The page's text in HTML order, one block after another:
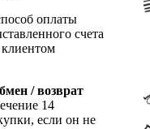
оплаты
счета
клиентом
/ возврат
14
если он не